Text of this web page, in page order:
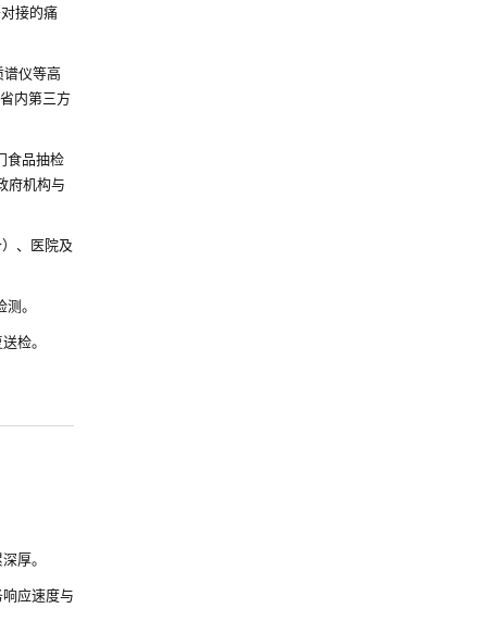
接的痛
谱仪等高
内第三方
食品抽检
府机构与
、医院及
。
检。
厚。
应速度与